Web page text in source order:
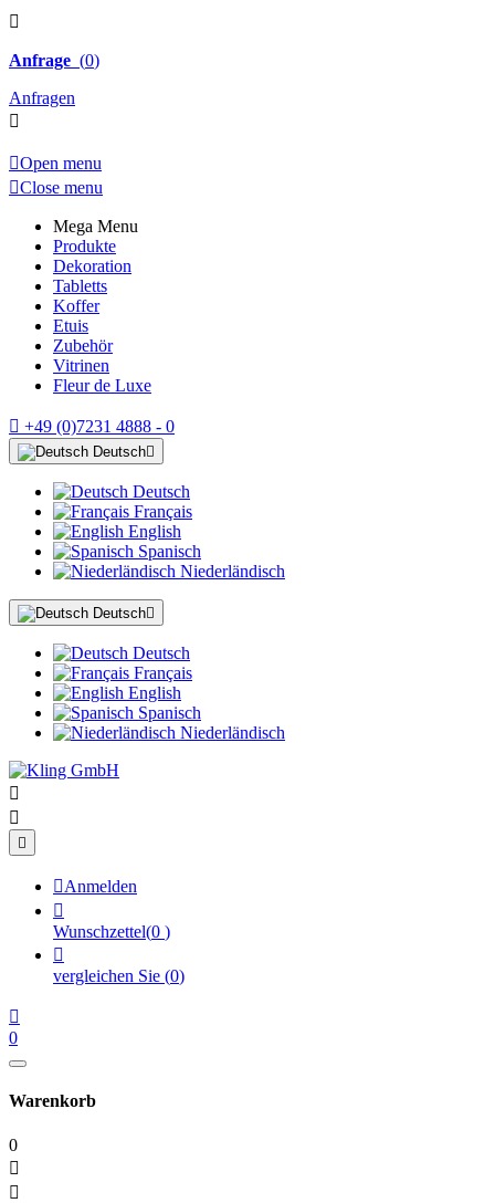

Anfrage (0)
Anfragen

Open menu
Close menu
Mega Menu
Produkte
Dekoration
Tabletts
Koffer
Etuis
Zubehör
Vitrinen
Fleur de Luxe
 +49 (0)7231 4888 - 0
Deutsch
Deutsch
Français
English
Spanisch
Niederländisch
Deutsch
Deutsch
Français
English
Spanisch
Niederländisch



Anmelden

Wunschzettel(0 )

vergleichen Sie (0)

0
Warenkorb
0

